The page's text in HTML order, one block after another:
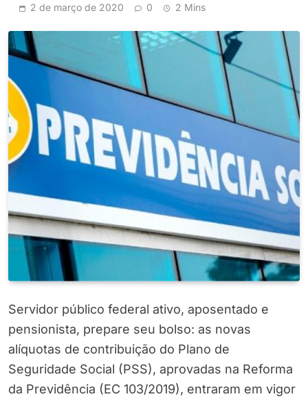
2 de março de 2020 0 2 Mins
Servidor público federal ativo, aposentado e
pensionista, prepare seu bolso: as novas
alíquotas de contribuição do Plano de
Seguridade Social (PSS), aprovadas na Reforma
da Previdência (EC 103/2019), entraram em vigor